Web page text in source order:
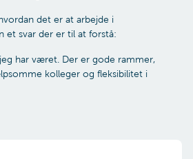
det er at arbejde i
et svar der er til at forstå:
har været. Der er gode rammer,
kolleger og fleksibilitet i